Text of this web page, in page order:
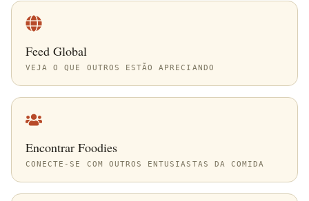
Feed Global
VEJA O QUE OUTROS ESTÃO APRECIANDO
Encontrar Foodies
CONECTE-SE COM OUTROS ENTUSIASTAS DA COMIDA